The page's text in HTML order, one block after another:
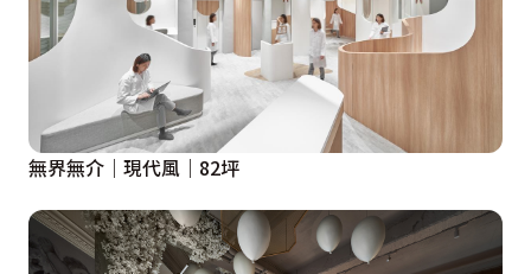
無界無介｜現代風｜82坪